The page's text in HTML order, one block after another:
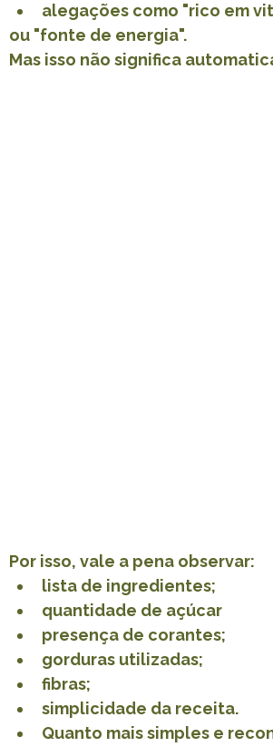
alegações como "rico em
ou "fonte de energia".
Mas isso não significa
Por isso, vale a pena observar:
lista de ingredientes;
quantidade de açúcar
presença de corantes;
gorduras utilizadas;
fibras;
simplicidade da receita.
Quanto mais simples e